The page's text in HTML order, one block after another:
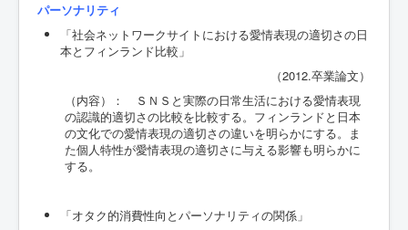
パーソナリティ
「社会ネットワークサイトにおける愛情表現の適切さの日
本とフィンランド比較」
（2012.卒業論文）
（内容）： ＳＮＳと実際の日常生活における愛情表現
の認識的適切さの比較を比較する。フィンランドと日本
の文化での愛情表現の適切さの違いを明らかにする。ま
た個人特性が愛情表現の適切さに与える影響も明らかに
する。
「オタク的消費性向とパーソナリティの関係」